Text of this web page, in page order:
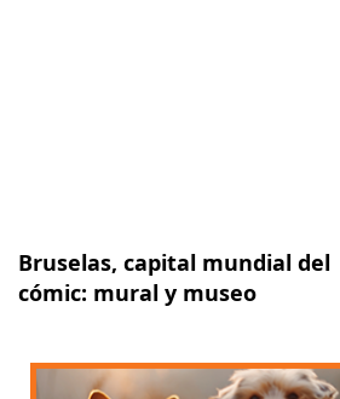
Bruselas, capital mundial del
cómic: mural y museo